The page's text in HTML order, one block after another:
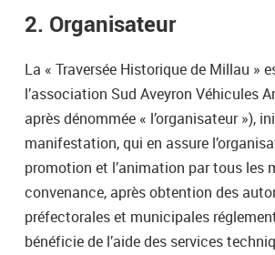
2. Organisateur
La « Traversée Historique de Millau »
l’association Sud Aveyron Véhicules
après dénommée « l’organisateur »),
manifestation, qui en assure
promotion et l’animation par tous les
convenance, après obtention des
préfectorales et municipales
bénéficie de l’aide des services